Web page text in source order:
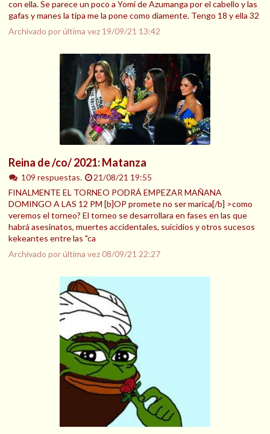
con ella. Se parece un poco a Yomi de Azumanga por el cabello y las
gafas y manes la tipa me la pone como diamente. Tengo 18 y ella 32
Archivado por última vez 19/09/21 13:42
Reina de /co/ 2021: Matanza
109 respuestas.
21/08/21 19:55
FINALMENTE EL TORNEO PODRÁ EMPEZAR MAÑANA
DOMINGO A LAS 12 PM [b]OP promete no ser marica[/b] >como
veremos el torneo? El torneo se desarrollara en fases en las que
habrá asesinatos, muertes accidentales, suicidios y otros sucesos
kekeantes entre las "ca
Archivado por última vez08/09/21 22:27